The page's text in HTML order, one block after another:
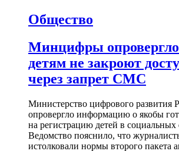
Общество
Минцифры опровергло
детям не закроют
через запрет СМС
Министерство цифрового развития
опровергло информацию о якобы
на регистрацию детей в
Ведомство пояснило, что
истолковали нормы второго пакета